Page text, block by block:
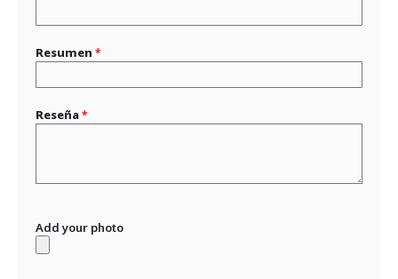
Resumen
Reseña
Add your photo